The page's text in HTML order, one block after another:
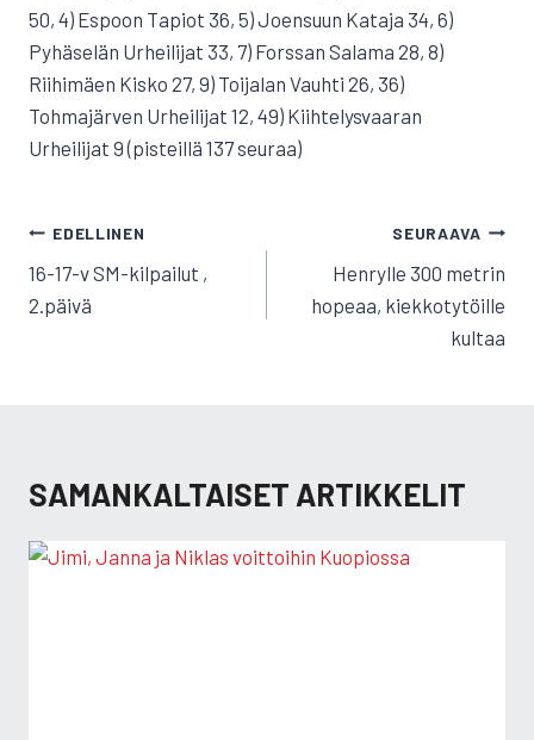
50, 4) Espoon Tapiot 36, 5) Joensuun Kataja 34, 6)
Pyhäselän Urheilijat 33, 7) Forssan Salama 28, 8)
Riihimäen Kisko 27, 9) Toijalan Vauhti 26, 36)
Tohmajärven Urheilijat 12, 49) Kiihtelysvaaran
Urheilijat 9 (pisteillä 137 seuraa)
ARTIKKELIEN
SELAUS
EDELLINEN
16-17-v SM-kilpailut ,
2.päivä
SEURAAVA
Henrylle 300 metrin
hopeaa, kiekkotytöille
kultaa
SAMANKALTAISET ARTIKKELIT